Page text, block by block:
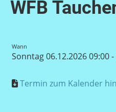
WFB
Wann
Sonntag 06.12.2026 09:00 -
Termin zum Kalender